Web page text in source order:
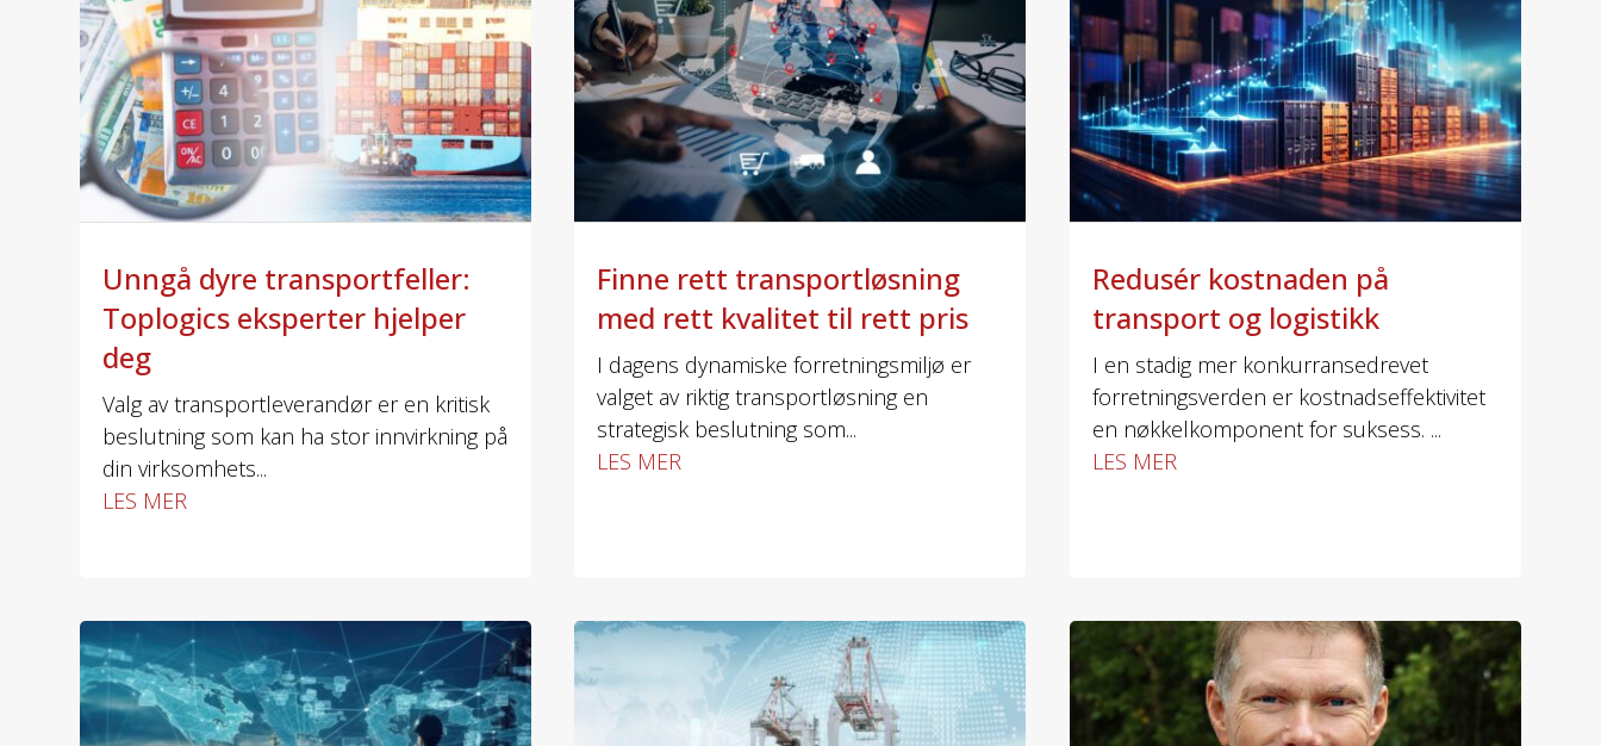
Unngå dyre transportfeller:
Toplogics eksperter hjelper
deg
Valg av transportleverandør er en kritisk
beslutning som kan ha stor innvirkning på
din virksomhets...
LES MER
Finne rett transportløsning
med rett kvalitet til rett pris
I dagens dynamiske forretningsmiljø er
valget av riktig transportløsning en
strategisk beslutning som...
LES MER
Redusér kostnaden på
transport og logistikk
I en stadig mer konkurransedrevet
forretningsverden er kostnadseffektivitet
en nøkkelkomponent for suksess. ...
LES MER